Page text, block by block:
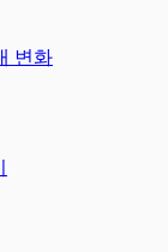
변화